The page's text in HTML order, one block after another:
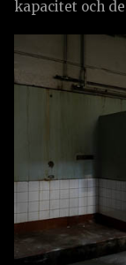
kapacitet och